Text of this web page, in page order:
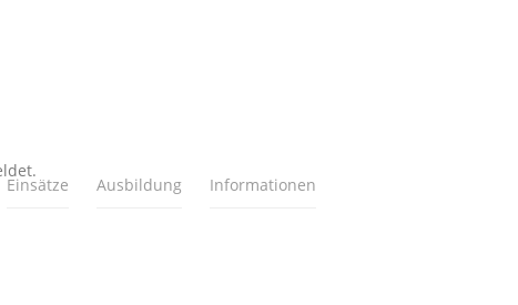
Einsätze Ausbildung Informationen